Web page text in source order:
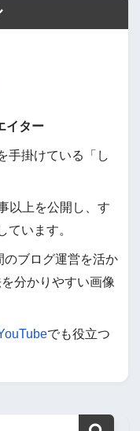
イター
手掛けている「し
以上を公開し、す
います。
のブログ運営を活か
分かりやすい画像
でも役立つ